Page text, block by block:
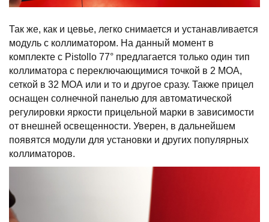
Так же, как и цевье, легко снимается и устанавливается
модуль с коллиматором. На данный момент в
комплекте с Pistollo 77° предлагается только один тип
коллиматора с переключающимися точкой в 2 МОА,
сеткой в 32 МОА или и то и другое сразу. Также прицел
оснащен солнечной панелью для автоматической
регулировки яркости прицельной марки в зависимости
от внешней освещенности. Уверен, в дальнейшем
появятся модули для установки и других популярных
коллиматоров.